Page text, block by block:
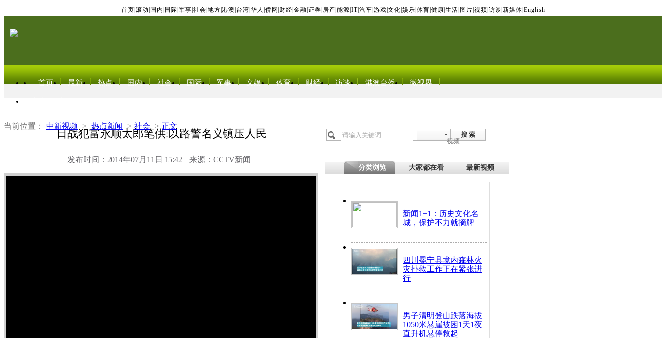
首页 滚动 国内 国际 军事 社会 地方 港澳 台湾 华人 侨网 财经 金融 证券 房产 能源 IT| 汽车 游戏 文化 娱乐 体育 健康 生活 图片 视频 访谈 新媒体 English
首页 最新 热点 国内 社会 国际 军事 文娱 体育 财经 访谈 港澳台侨 微视界
当前位置： 中新视频 > 热点新闻 > 社会 > 正文
日战犯富永顺太郎笔供:以路警名义镇压人民
发布时间：2014年07月11日 15:42 来源：CCTV新闻
搜 索
视频
分类浏览 大家都在看 最新视频
新闻1+1：历史文化名
城，保护不力就摘牌
四川冕宁县境内森林火
灾扑救工作正在紧张进
行
男子清明登山跌落海拔
1050米悬崖被困1天1夜
直升机悬停救起